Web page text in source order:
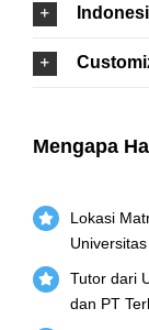
Mengapa
Lokasi
Tutor dari
dan PT